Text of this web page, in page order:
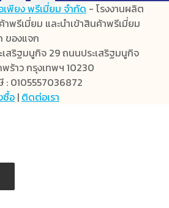
เพียง พรีเมี่ยม จำกัด - โรงงานผลิต
พรีเมี่ยม และนำเข้าสินค้าพรีเมี่ยม
ของแจก
สริฐมนูกิจ 29 ถนนประเสริฐมนูกิจ
ร้าว กรุงเทพฯ 10230
: 0105557036872
ซื้อ | ติดต่อเรา